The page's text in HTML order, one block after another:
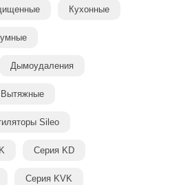
Кухонные
Дымоудаления
Вытяжные
Sileo
Серия KD
Серия KVK